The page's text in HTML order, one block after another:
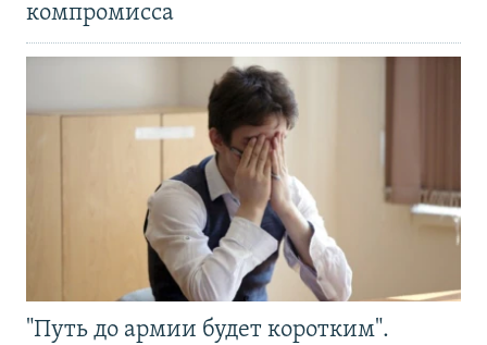
компромисса
"Путь до армии будет коротким".